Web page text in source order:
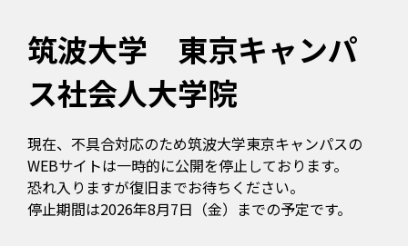
筑波大学 東京キャンパ
ス社会人大学院
現在、不具合対応のため筑波大学東京キャンパスの
WEBサイトは一時的に公開を停止しております。
恐れ入りますが復旧までお待ちください。
停止期間は2026年8月7日（金）までの予定です。